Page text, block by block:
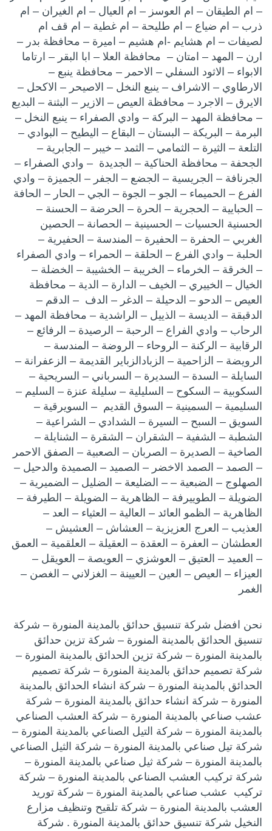
– ام الطيقان – ام العوسز – ام العيال – ام الغيران – ام
ذرب – ام ضياع – ام طليحة – ام غطية – ام قف ام
لصيفات – ام هشايم -ام هشيم – اميرة – محافظة بدر –
ارن – المهد – امتان – محافظة العلا – ابا البقر – ارتاما
الابواء – الاثود السفلي – الاحمر – محافظة ينبع –
الارطاوي – الاشراف – ينبع النخل – الاصيحر – الاكحل –
الايرق – الاجرد – محافظة العيص – الازير – البثنة – البديع
– محافظة المهد – البركة – وادي الصفراء – ينبع النخل –
البرمة – البريكة – البستان – البقاع – اليطيح – البوادي –
التلعة – الثيرة – الثمامي – الثمد – خيبر – الجابرية –
الجحفة – محافظة الحناكية – الجديدة – وادي الصفراء –
الجرنافة – الجريسية – الجضع – الجفر – الجميزة – وادي
الفرع – الحميماء – الجو – الجوة – الجي – الحار – الحافة
– الحبايية – الحجرية – الحرة – الحرضة – الحسنة –
الحسنية الحسيات – الحسينية – الحصانة – الحصين
الغربي – الحفرة – الحفيرة – المندسة – الحفيرية –
الحلبة – وادي الفرع – الحلقة – الحمراء – وادي الصفراء
– الخرقة – الخرماء – الخريبة – الخشيبة – الخضلة –
الخيال – الخييري – الخيف – الدارة – الدية – محافظة
العيص – الدحو – الدحيلة – الدغر – الدف – الدقم –
الدقبقة – الديسة – الذييل – الراشدية – محافظة المهد –
الرحاب – وادي الفراع – الرحبة – الرصيدة – الرفائع –
الرقابية – الركنة – الروحاء – الروضة – المندسة –
الرويضة – الزاحمية – الزبادالزباير القديمة – الزعفرانة –
السايلة – السدة – السديرة – السرباني – السريحية –
السكوبية – السكوح – السليلية – سليلة عنزة – السليم –
السليمية – السمينية – السوق القديم – السويرقية –
السويق – السبح – السيرة – الشدادي – الشراعية –
الشطبة – الشفية – الشقران – الشقرة – الشنايلة –
الصاخية – الصديرة – الصربان – الصعبية – الصفق الاحمر
– الصمد – الصمد الاخضر – الصميد – الصميدة والدحيل –
الصهلوج – الضبعية – – الضليعة – الضليل – الضميرية –
الضويلة – الطوييرفة – الظاهرية – الضويلة – الطيرفة –
الظاهرية – الظمو العائد – العالية – العثياء – العد –
العذيب – العرج العزيزية – العشاش – العشيش –
العطشان – العفرة – العقدة – العقيلة – العلقمية – العمق
– العميد – العتيق – العوشزي – العويصة – العويقل –
العيزاء – العيص – العين – العيينة – الغزلاني – الغصن –
الغمر
نحن افضل شركة تنسيق حدائق بالمدينة المنورة – شركة
تنسيق الحدائق بالمدينة المنورة – شركة تزين حدائق
بالمدينة المنورة – شركة تزين الحدائق بالمدينة المنورة –
شركة تصميم حدائق بالمدينة المنورة – شركة تصميم
الحدائق بالمدينة المنورة – شركة انشاء الحدائق بالمدينة
المنورة – شركة انشاء حدائق بالمدينة المنورة – شركة
عشب صناعي بالمدينة المنورة – شركة العشب الصناعي
بالمدينة المنورة – شركة التيل الصناعي بالمدينة المنورة –
شركة تيل صناعي بالمدينة المنورة – شركة الثيل الصناعي
بالمدينة المنورة – شركة ثيل صناعي بالمدينة المنورة –
شركة تركيب العشب الصناعي بالمدينة المنورة – شركة
تركيب عشب صناعي بالمدينة المنورة – شركة توريد
العشب بالمدينة المنورة – شركة تلقيح وتنظيف مزارع
النخيل شركة تنسيق حدائق بالمدينة المنورة . شركة